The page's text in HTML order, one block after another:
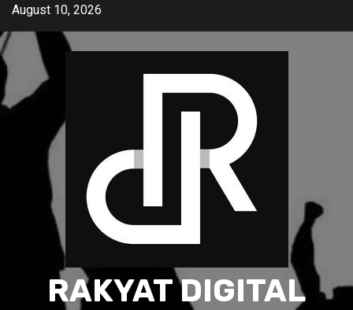
Skip
content
August 10, 2026
RAKYAT DIGITAL